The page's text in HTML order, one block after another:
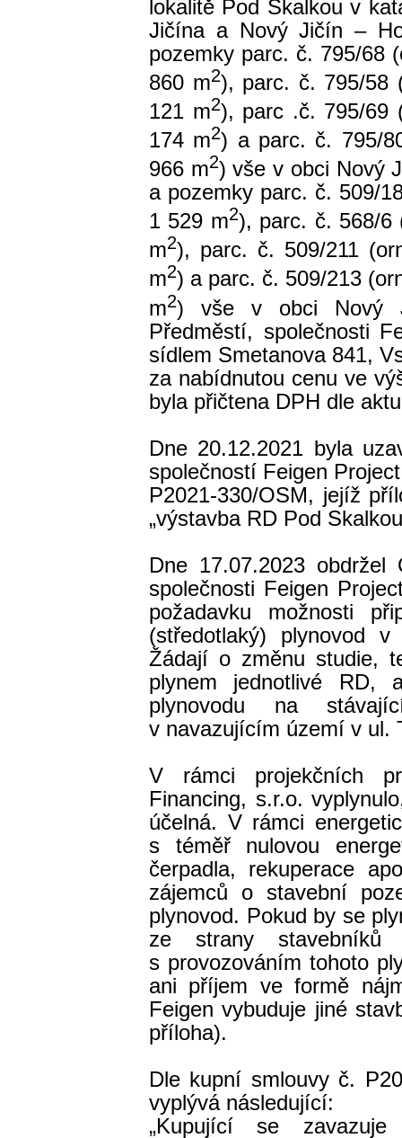
lokalitě Pod Skalkou v
Jičína a Nový Jičín –
pozemky parc. č. 795/68
860 m2), parc. č. 795/58
121 m2), parc .č. 795/69
174 m2) a parc. č. 795/
966 m2) vše v obci Nový
a pozemky parc. č. 509/
1 529 m2), parc. č. 568/6
m2), parc. č. 509/211
m2) a parc. č. 509/213
m2) vše v obci Nový
Předměstí, společnosti
sídlem Smetanova 841,
za nabídnutou cenu ve
byla přičtena DPH dle
Dne 20.12.2021 byla
společností Feigen
P2021-330/OSM, jejíž
„výstavba RD Pod
Dne 17.07.2023
společnosti Feigen
požadavku možnosti
(středotlaký) plynovod
Žádají o změnu studie,
plynem jednotlivé RD,
plynovodu na
v navazujícím území v ul.
V rámci projekčních
Financing, s.r.o.
účelná. V rámci
s téměř nulovou
čerpadla, rekuperace
zájemců o stavební
plynovod. Pokud by se
ze strany
s provozováním tohoto
ani příjem ve formě
Feigen vybuduje jiné
příloha).
Dle kupní smlouvy č.
vyplývá následující:
„Kupující se